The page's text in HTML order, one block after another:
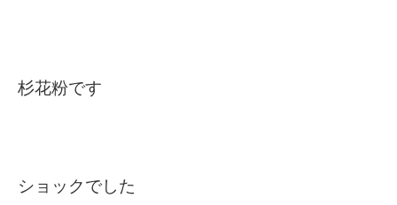
杉花粉です
ショックでした